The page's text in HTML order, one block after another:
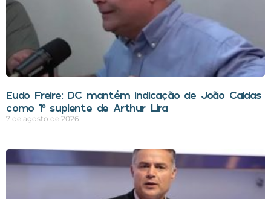
Eudo Freire: DC mantém indicação de João Caldas
como 1º suplente de Arthur Lira
7 de agosto de 2026